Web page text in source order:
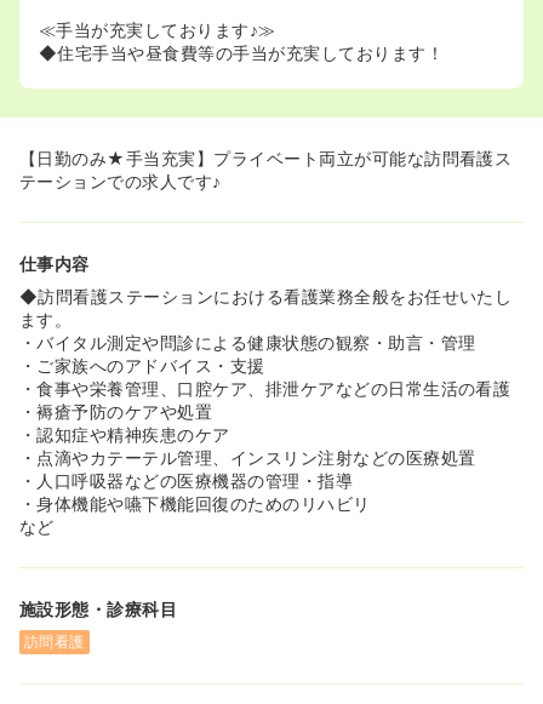
≪手当が充実しております♪≫
◆住宅手当や昼食費等の手当が充実しております！
【日勤のみ★手当充実】プライベート両立が可能な訪問看護ス
テーションでの求人です♪
仕事内容
◆訪問看護ステーションにおける看護業務全般をお任せいたし
ます。
・バイタル測定や問診による健康状態の観察・助言・管理
・ご家族へのアドバイス・支援
・食事や栄養管理、口腔ケア、排泄ケアなどの日常生活の看護
・褥瘡予防のケアや処置
・認知症や精神疾患のケア
・点滴やカテーテル管理、インスリン注射などの医療処置
・人口呼吸器などの医療機器の管理・指導
・身体機能や嚥下機能回復のためのリハビリ
など
施設形態・診療科目
訪問看護